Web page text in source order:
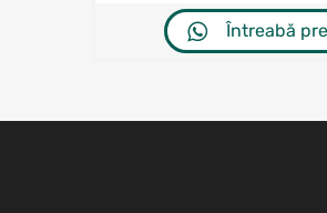
Întreabă